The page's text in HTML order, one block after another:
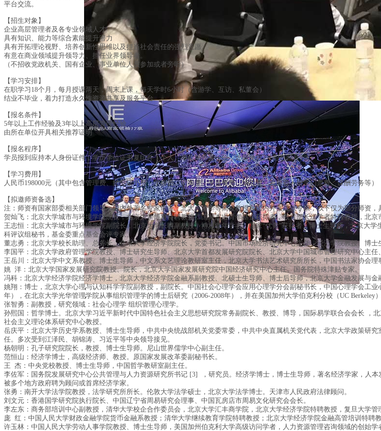
‹
›
平台交流。
【招生对象】
企业高层管理者及各专业领域人才
具有知识、能力等综合素能提升潜力
具有开拓理论视野、培养创新性思维以及担当社会责任的强烈意愿
有意在商业领域提升领导力、担任业界领导者。
（不招收党政机关、国有企业、事业单位人员参加或者旁听）
【学习安排】
在职学习18个月，每月授课两天，周末上课，每天学时6小时（含游学、互访、私董会）
结业不毕业，着力打造永久性资源共享及服务平台
【报名条件】
5年以上工作经验及3年以上高层管理经验
由所在单位开具相关推荐证明
【报名程序】
学员报到应持本人身份证件，学历学位证书复印件，个人、单位简介各一份，近期免冠2寸彩色照片2张。
【学习费用】
人民币198000元（其中包含管理费、结业证书费、学杂费、书本费、学员餐费、场地费、差旅费、研学门票费、课酬劳务等）
【拟邀师资备选】
注：师资有国家部委相关部门领导，国内外著名专家学者，北大、清华等高校教授和国内外实战派专家，以下仅为部分师资，
贺灿飞：北京大学城市与环境学院院长，北京大学博雅特聘教授，国家杰出青年基金获得者，教育部长江学者特聘教授，北京
王志恒：北京大学城市与环境学院副院长，北京大学长聘副教授、博雅青年学者、国家“优青”获得者、博士生导师，北京大
科评议组秘书，基金委重点基金会评专家。
董志勇：北京大学校长助理、总务长。北京大学经济学院院长，党委书记。中国市场经济研究中心主任，经济学院教授、博士
李国平：北京大学政府管理学院教授、博士研究生导师、北京大学首都发展研究院院长、北京大学中国城市管理研究中心主任
王岳川：北京大学中文系教授、博士生导师，中文系文艺理论教研室主任，北京大学书法艺术研究所所长，中国书法家协会
姚 洋：北京大学国家发展研究院教授、院长，北京大学国家发展研究院中国经济研究中心主任。国务院特殊津贴专家。
冯科：北京大学经济学院经济学博士，北京大学经济学院金融系副教授、北硕士生导师、博士后导师，北京大学金融发展与金
姚翔：博士，北京大学心理与认知科学学院副教授，副院长。中国社会心理学会应用心理学分会副秘书长，中国心理学会工
年），在北京大学光华管理学院从事组织管理学的博士后研究（2006-2008年），并在美国加州大学伯克利分校（UC Berkeley
张智勇：副教授，研究领域：社会心理学 组织管理心理学。
孙熙国：哲学博士。北京大学习近平新时代中国特色社会主义思想研究院常务副院长、教授、博导，国际易学联合会会长 ，
社会主义理论体系研究中心教授。
岳庆平：北京大学历史学系教授、博士生导师，中共中央统战部机关党委常委，中共中央直属机关党代表，北京大学政策研
任。多次受到江泽民、胡锦涛、习近平等中央领导接见。
杨朝明：孔子研究院院长，教授、博士生导师。尼山世界儒学中心副主任。
范恒山：经济学博士，高级经济师、教授。原国家发展改革委副秘书长。
王 杰：中央党校教授、博士生导师，中国哲学教研室副主任。
李佐军：国务院发展研究中心公共管理与人力资源研究所书记 [3] ，研究员。经济学博士，博士生导师，著名经济学家，人
被多个地方政府聘为顾问或首席经济学家。
张勇：南开大学法学院教授，法学研究所所长。伦敦大学法学硕士，北京大学法学博士。天津市人民政府法律顾问。
刘文元：香港国学研究院执行院长、中国辽宁省周易研究会理事、中国瓦房店市周易文化研究会会长。
李左东：商务部培训中心副教授，清华大学校企合作委员会，北京大学汇丰商学院，北京大学经济学院特聘教授，复旦大学管
庞 红：中国人民大学财政金融学院货币金融系教授；清华大学继续教育学院特聘教授；北京大学经济学院金融高管培训特聘
许玉林：中国人民大学劳动人事学院教授、博士生导师，美国加州伯克利大学高级访问学者，人力资源管理咨询领域的创始学